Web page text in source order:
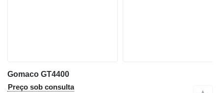
Gomaco GT4400
Preço sob consulta